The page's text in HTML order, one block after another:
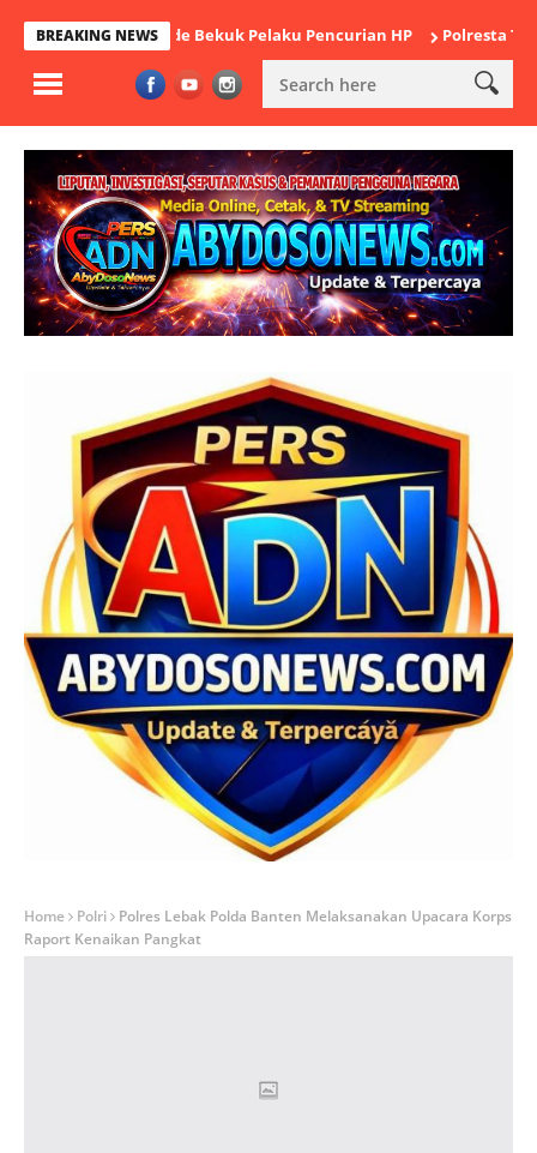
BREAKING NEWS
Cikande Bekuk Pelaku Pencurian HP Polresta Tangerang
Home Polri
Polres Lebak Polda Banten Melaksanakan Upacara Korps
Raport Kenaikan Pangkat